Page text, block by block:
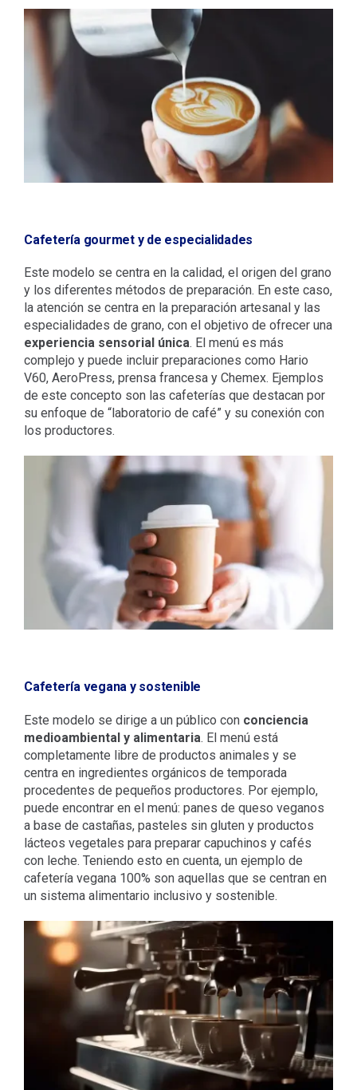
Cafetería gourmet y de especialidades
Este modelo se centra en la calidad, el origen del grano
y los diferentes métodos de preparación. En este caso,
la atención se centra en la preparación artesanal y las
especialidades de grano, con el objetivo de ofrecer una
experiencia sensorial única. El menú es más
complejo y puede incluir preparaciones como Hario
V60, AeroPress, prensa francesa y Chemex. Ejemplos
de este concepto son las cafeterías que destacan por
su enfoque de “laboratorio de café” y su conexión con
los productores.
Cafetería vegana y sostenible
Este modelo se dirige a un público con conciencia
medioambiental y alimentaria. El menú está
completamente libre de productos animales y se
centra en ingredientes orgánicos de temporada
procedentes de pequeños productores. Por ejemplo,
puede encontrar en el menú: panes de queso veganos
a base de castañas, pasteles sin gluten y productos
lácteos vegetales para preparar capuchinos y cafés
con leche. Teniendo esto en cuenta, un ejemplo de
cafetería vegana 100% son aquellas que se centran en
un sistema alimentario inclusivo y sostenible.